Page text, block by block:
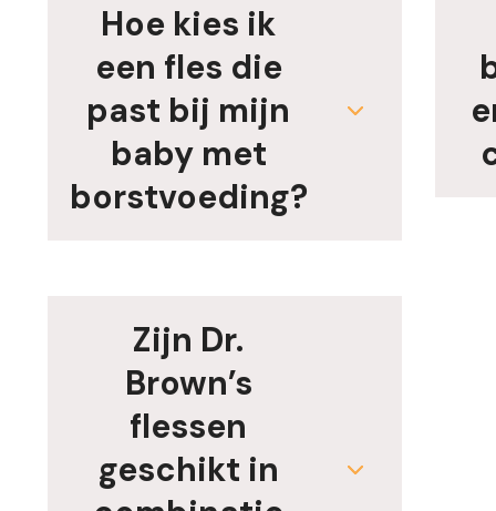
Hoe kies ik
een fles die
past bij mijn
baby met
borstvoeding?
Zijn Dr.
Brown’s
flessen
geschikt in